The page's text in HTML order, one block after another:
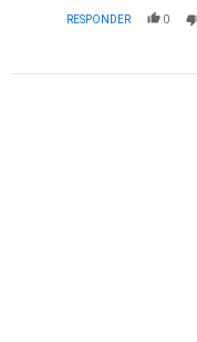
RESPONDER 0